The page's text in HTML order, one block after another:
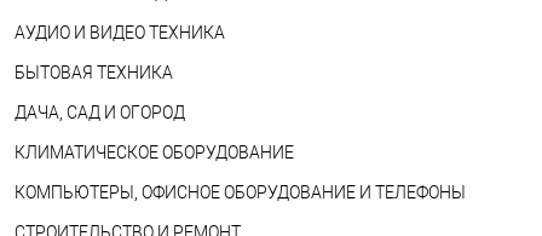
АУДИО И ВИДЕО ТЕХНИКА
БЫТОВАЯ ТЕХНИКА
ДАЧА, САД И ОГОРОД
КЛИМАТИЧЕСКОЕ ОБОРУДОВАНИЕ
КОМПЬЮТЕРЫ, ОФИСНОЕ ОБОРУДОВАНИЕ И ТЕЛЕФОНЫ